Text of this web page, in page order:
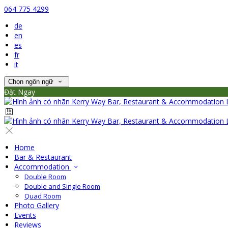
064 775 4299
de
en
es
fr
it
Chọn ngôn ngữ
Đặt Ngay
Home
Bar & Restaurant
Accommodation
Double Room
Double and Single Room
Quad Room
Photo Gallery
Events
Reviews